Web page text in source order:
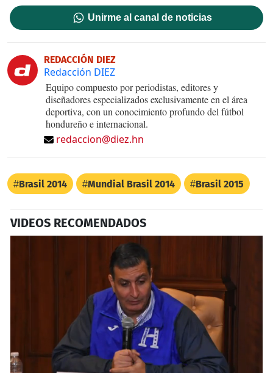
Unirme al canal de noticias
REDACCIÓN DIEZ
Redacción DIEZ
Equipo compuesto por periodistas, editores y
diseñadores especializados exclusivamente en el área
deportiva, con un conocimiento profundo del fútbol
hondureño e internacional.
redaccion@diez.hn
Brasil 2014 Mundial Brasil 2014 Brasil 2015
VIDEOS RECOMENDADOS